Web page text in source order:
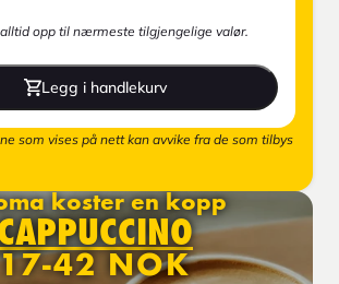
opp til nærmeste tilgjengelige valør.
Legg i handlekurv
som vises på nett kan avvike fra de som tilbys
koster en kopp
17-42 NOK